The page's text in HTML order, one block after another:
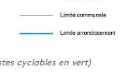
cyclables en vert)